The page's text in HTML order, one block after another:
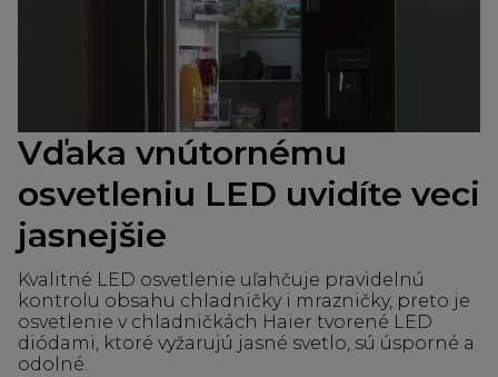
Vďaka vnútornému
osvetleniu LED uvidíte veci
jasnejšie
Kvalitné LED osvetlenie uľahčuje pravidelnú
kontrolu obsahu chladničky i mrazničky, preto je
osvetlenie v chladničkách Haier tvorené LED
diódami, ktoré vyžarujú jasné svetlo, sú úsporné a
odolné.